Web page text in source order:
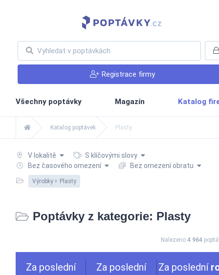
Registrace firmy
Všechny poptávky Magazín Katalog
Katalog poptávek Plasty
V lokalitě
S klíčovými slovy
Bez časového omezení
Bez omezení obratu
Výrobky Plasty
Poptávky z kategorie: Plasty
Nalezeno 4 964
Za poslední
Za poslední
Za poslední